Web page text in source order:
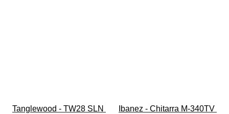
Tanglewood - TW28 SLN
Ibanez - Chitarra M-340TV